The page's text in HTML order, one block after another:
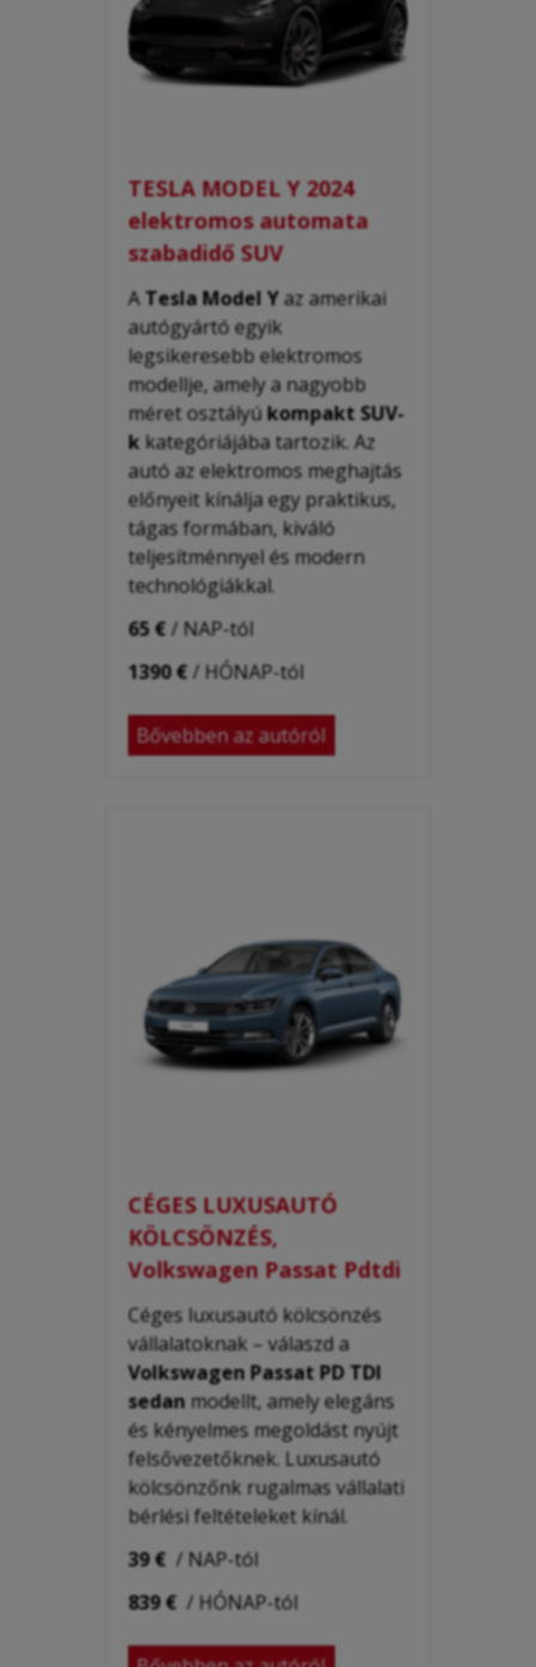
TESLA MODEL Y 2024
elektromos automata
szabadidő SUV
ATesla Model Yaz amerikai
autógyártó egyik
legsikeresebb elektromos
modellje, amely a nagyobb
méret osztályúkompakt SUV-
k kategóriájába tartozik. Az
autó az elektromos meghajtás
előnyeit kínálja egy praktikus,
tágas formában, kiváló
teljesítménnyel és modern
technológiákkal.
65 €/ NAP-tól
1390 €/ HÓNAP-tól
Bővebben az autóról
CÉGES LUXUSAUTÓ
KÖLCSÖNZÉS,
Volkswagen Passat Pdtdi
Céges luxusautó kölcsönzés
vállalatoknak – válaszd a
Volkswagen Passat PD TDI
sedan modellt, amely elegáns
és kényelmes megoldást nyújt
felsővezetőknek. Luxusautó
kölcsönzőnk rugalmas vállalati
bérlési feltételeket kínál.
39 € / NAP-tól
839 € / HÓNAP-tól